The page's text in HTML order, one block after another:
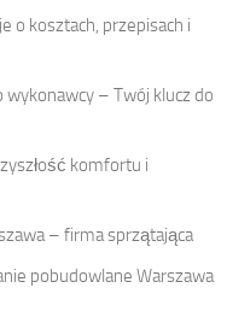
o kosztach, przepisach i
– Twój klucz do
komfortu i
– firma sprzątająca
pobudowlane Warszawa